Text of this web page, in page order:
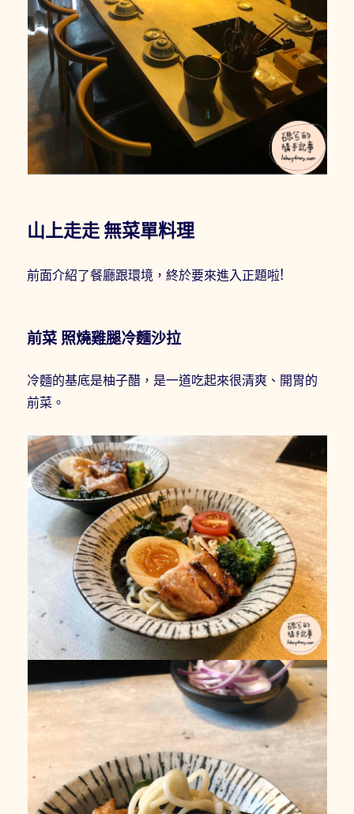
山上走走 無菜單料理
前面介紹了餐廳跟環境，終於要來進入正題啦!
前菜 照燒雞腿冷麵沙拉
冷麵的基底是柚子醋，是一道吃起來很清爽、開胃的
前菜。